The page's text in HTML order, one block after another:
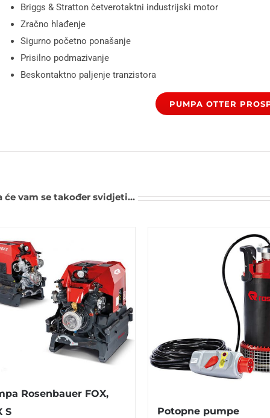
Briggs & Stratton četverotaktni industrijski motor
Zračno hlađenje
Sigurno početno ponašanje
Prisilno podmazivanje
Beskontaktno paljenje tranzistora
PUMPA OTTER
će vam se također svidjeti…
Rosenbauer FOX,
S
Potopne pumpe